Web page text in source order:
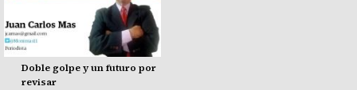
Doble golpe y un futuro por
revisar